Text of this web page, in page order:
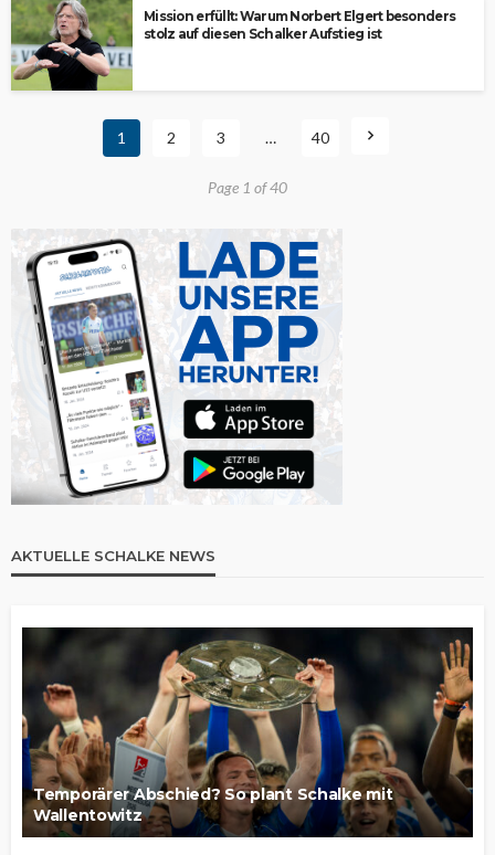
Mission erfüllt: Warum Norbert Elgert besonders
stolz auf diesen Schalker Aufstieg ist
1 2 3 … 40
Page 1 of 40
AKTUELLE SCHALKE NEWS
Temporärer Abschied? So plant Schalke mit
Wallentowitz